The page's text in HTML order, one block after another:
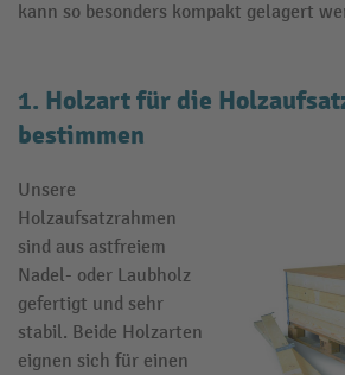
kann so besonders kompakt gelagert
1. Holzart für die
bestimmen
Unsere
Holzaufsatzrahmen
sind aus astfreiem
Nadel- oder Laubholz
gefertigt und sehr
stabil. Beide Holzarten
eignen sich für einen